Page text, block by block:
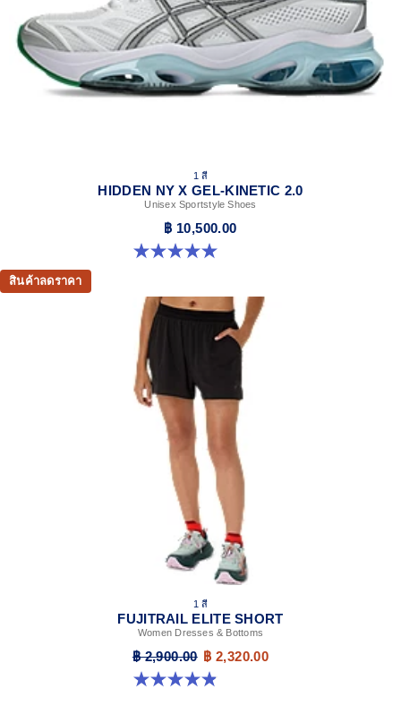
1 สี
HIDDEN NY X GEL-KINETIC 2.0
Unisex Sportstyle Shoes
฿ 10,500.00
5.0 จาก 5 ดาว 3 รีวิว
สินค้าลดราคา
1 สี
FUJITRAIL ELITE SHORT
Women Dresses & Bottoms
฿ 2,900.00 ฿ 2,320.00
4.9 จาก 5 ดาว 86 รีวิว